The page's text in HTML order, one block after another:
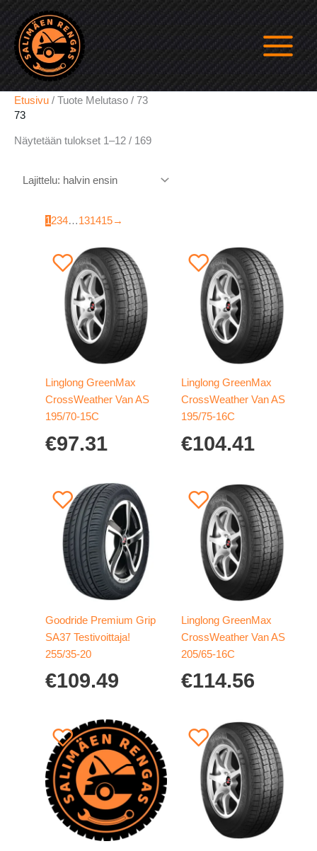
Siirry
sisältöön
Etusivu / Tuote Melutaso / 73
73
Näytetään tulokset 1–12 / 169Halvin
1234…131415→
Linglong GreenMax
CrossWeather Van AS
195/70-15C
€97.31
Linglong GreenMax
CrossWeather Van AS
195/75-16C
€104.41
Goodride Premium Grip
SA37 Testivoittaja!
255/35-20
€109.49
Linglong GreenMax
CrossWeather Van AS
205/65-16C
€114.56